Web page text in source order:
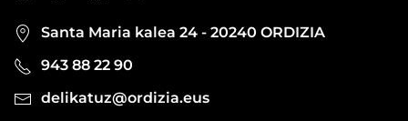
Santa Maria kalea 24 - 20240 ORDIZIA
943 88 22 90
delikatuz@ordizia.eus